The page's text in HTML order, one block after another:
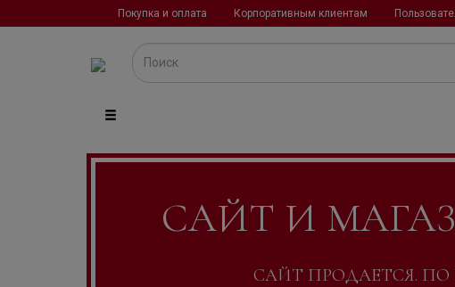
Покупка и оплата Корпоративным клиентам
САЙТ И
САЙТ ПРОДАЕТСЯ. ПО